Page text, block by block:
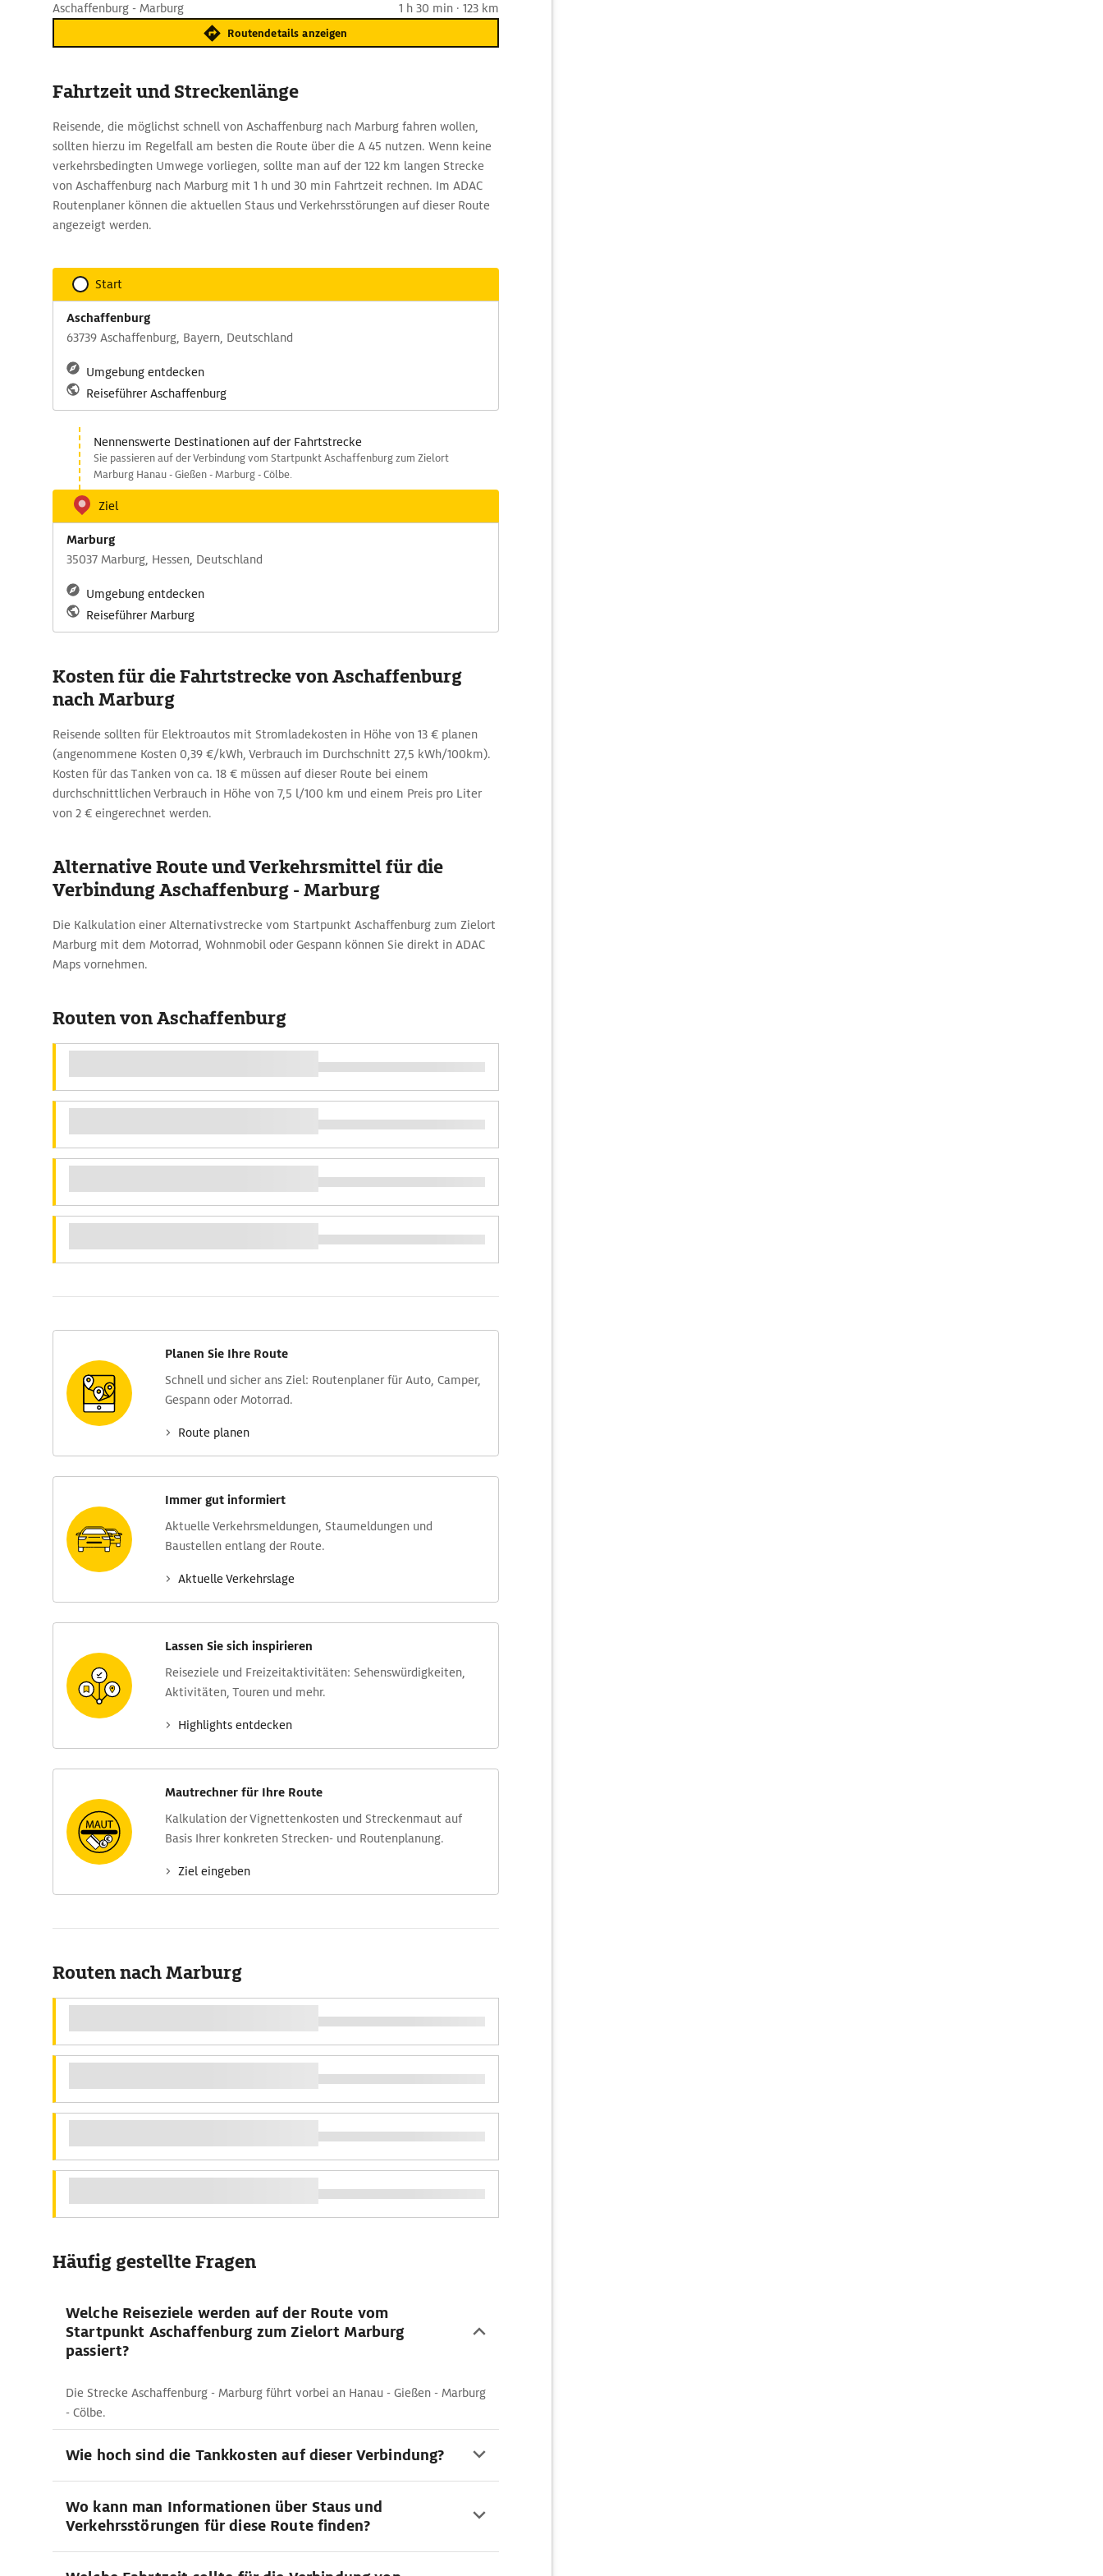
Aschaffenburg - Marburg 1 h 30 min · 123 km
Routendetails anzeigen
Fahrtzeit und Streckenlänge
Reisende, die möglichst schnell von Aschaffenburg nach Marburg fahren wollen,
sollten hierzu im Regelfall am besten die Route über die A 45 nutzen. Wenn keine
verkehrsbedingten Umwege vorliegen, sollte man auf der 122 km langen Strecke
von Aschaffenburg nach Marburg mit 1 h und 30 min Fahrtzeit rechnen. Im ADAC
Routenplaner können die aktuellen Staus und Verkehrsstörungen auf dieser Route
angezeigt werden.
Start
Aschaffenburg
63739 Aschaffenburg, Bayern, Deutschland
Umgebung entdecken
Reiseführer Aschaffenburg
Nennenswerte Destinationen auf der Fahrtstrecke
Sie passieren auf der Verbindung vom Startpunkt Aschaffenburg zum Zielort
Marburg Hanau - Gießen - Marburg - Cölbe.
Ziel
Marburg
35037 Marburg, Hessen, Deutschland
Umgebung entdecken
Reiseführer Marburg
Kosten für die Fahrtstrecke von Aschaffenburg
nach Marburg
Reisende sollten für Elektroautos mit Stromladekosten in Höhe von 13 € planen
(angenommene Kosten 0,39 €/kWh, Verbrauch im Durchschnitt 27,5 kWh/100km).
Kosten für das Tanken von ca. 18 € müssen auf dieser Route bei einem
durchschnittlichen Verbrauch in Höhe von 7,5 l/100 km und einem Preis pro Liter
von 2 € eingerechnet werden.
Alternative Route und Verkehrsmittel für die
Verbindung Aschaffenburg - Marburg
Die Kalkulation einer Alternativstrecke vom Startpunkt Aschaffenburg zum Zielort
Marburg mit dem Motorrad, Wohnmobil oder Gespann können Sie direkt in ADAC
Maps vornehmen.
Routen von Aschaffenburg
Planen Sie Ihre Route
Schnell und sicher ans Ziel: Routen­planer für Auto, Camper,
Gespann oder Motorrad.
Route planen
Immer gut informiert
Aktuelle Verkehrs­meldungen, Stau­meldungen und
Baustellen entlang der Route.
Aktuelle Verkehrs­lage
Lassen Sie sich inspirieren
Reise­ziele und Freizeit­aktivitäten: Sehens­würdig­keiten,
Aktivitäten, Touren und mehr.
Highlights entdecken
Mautrechner für Ihre Route
Kalkulation der Vignettenkosten und Streckenmaut auf
Basis Ihrer konkreten Strecken- und Routenplanung.
Ziel eingeben
Routen nach Marburg
Häufig gestellte Fragen
Welche Reiseziele werden auf der Route vom
Startpunkt Aschaffenburg zum Zielort Marburg
passiert?
Die Strecke Aschaffenburg - Marburg führt vorbei an Hanau - Gießen - Marburg
- Cölbe.
Wie hoch sind die Tankkosten auf dieser Verbindung?
Wo kann man Informationen über Staus und
Verkehrsstörungen für diese Route finden?